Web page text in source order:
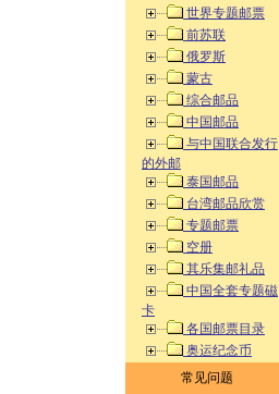
世界专题邮票
前苏联
俄罗斯
蒙古
综合邮品
中国邮品
与中国联合发行
的外邮
泰国邮品
台湾邮品欣赏
专题邮票
空册
其乐集邮礼品
中国全套专题磁
卡
各国邮票目录
奥运纪念币
常见问题